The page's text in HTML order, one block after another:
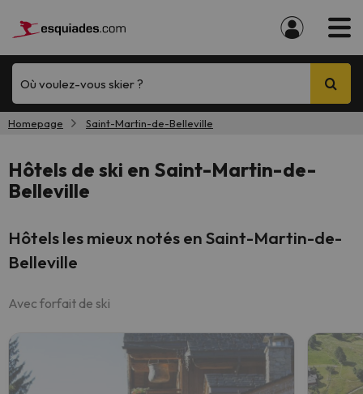
Où voulez-vous skier ?
Homepage Saint-Martin-de-Belleville
Hôtels de ski en Saint-Martin-de-
Belleville
Hôtels les mieux notés en Saint-Martin-de-
Belleville
Avec forfait de ski